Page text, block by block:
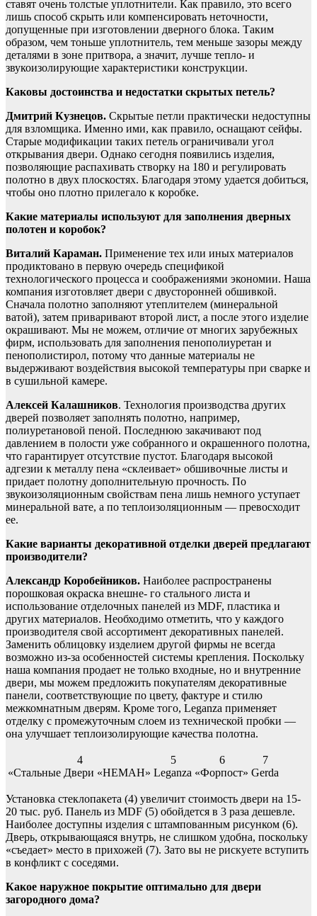
ставят очень толстые уплотнители. Как правило, это всего
лишь способ скрыть или компенсировать неточности,
допущенные при изготовлении дверного блока. Таким
образом, чем тоньше уплотнитель, тем меньше зазоры между
деталями в зоне притвора, а значит, лучше тепло- и
звукоизолирующие характеристики конструкции.
Каковы достоинства и недостатки скрытых петель?
Дмитрий Кузнецов. Скрытые петли практически недоступны
для взломщика. Именно ими, как правило, оснащают сейфы.
Старые модификации таких петель ограничивали угол
открывания двери. Однако сегодня появились изделия,
позволяющие распахивать створку на 180 и регулировать
полотно в двух плоскостях. Благодаря этому удается добиться,
чтобы оно плотно прилегало к коробке.
Какие материалы используют для заполнения дверных
полотен и коробок?
Виталий Караман. Применение тех или иных материалов
продиктовано в первую очередь спецификой
технологического процесса и соображениями экономии. Наша
компания изготовляет двери с двусторонней обшивкой.
Сначала полотно заполняют утеплителем (минеральной
ватой), затем приваривают второй лист, а после этого изделие
окрашивают. Мы не можем, отличие от многих зарубежных
фирм, использовать для заполнения пенополиуретан и
пенополистирол, потому что данные материалы не
выдерживают воздействия высокой температуры при сварке и
в сушильной камере.
Алексей Калашников. Технология производства других
дверей позволяет заполнять полотно, например,
полиуретановой пеной. Последнюю закачивают под
давлением в полости уже собранного и окрашенного полотна,
что гарантирует отсутствие пустот. Благодаря высокой
адгезии к металлу пена «склеивает» обшивочные листы и
придает полотну дополнительную прочность. По
звукоизоляционным свойствам пена лишь немного уступает
минеральной вате, а по теплоизоляционным — превосходит
ее.
Какие варианты декоративной отделки дверей предлагают
производители?
Александр Коробейников. Наиболее распространены
порошковая окраска внешне- го стального листа и
использование отделочных панелей из MDF, пластика и
других материалов. Необходимо отметить, что у каждого
производителя свой ассортимент декоративных панелей.
Заменить облицовку изделием другой фирмы не всегда
возможно из-за особенностей системы крепления. Поскольку
наша компания продает не только входные, но и внутренние
двери, мы можем предложить покупателям декоративные
панели, соответствующие по цвету, фактуре и стилю
межкомнатным дверям. Кроме того, Leganza применяет
отделку с промежуточным слоем из технической пробки —
она улучшает теплоизолирующие качества полотна.
4
«Стальные Двери «НЕМАН»
5
Leganza
6
«Форпост»
7
Gerda
Установка стеклопакета (4) увеличит стоимость двери на 15-
20 тыс. руб. Панель из MDF (5) обойдется в 3 раза дешевле.
Наиболее доступны изделия с штампованным рисунком (6).
Дверь, открывающаяся внутрь, не слишком удобна, поскольку
«съедает» место в прихожей (7). Зато вы не рискуете вступить
в конфликт с соседями.
Какое наружное покрытие оптимально для двери
загородного дома?